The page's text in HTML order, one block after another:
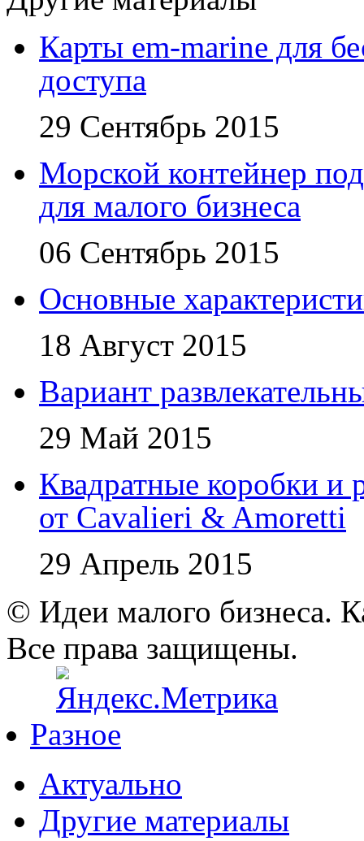
Карты em-marine для
доступа
29 Сентябрь 2015
Морской контейнер
для малого бизнеса
06 Сентябрь 2015
Основные
18 Август 2015
Вариант
29 Май 2015
Квадратные коробки и
от Cavalieri & Amoretti
29 Апрель 2015
© Идеи малого бизнеса.
Все права защищены.
Разное
Актуально
Другие материалы